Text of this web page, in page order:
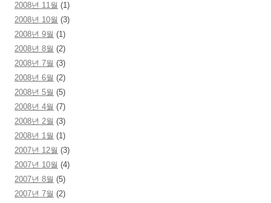
2008년 11월 (1)
2008년 10월 (3)
2008년 9월 (1)
2008년 8월 (2)
2008년 7월 (3)
2008년 6월 (2)
2008년 5월 (5)
2008년 4월 (7)
2008년 2월 (3)
2008년 1월 (1)
2007년 12월 (3)
2007년 10월 (4)
2007년 8월 (5)
2007년 7월 (2)